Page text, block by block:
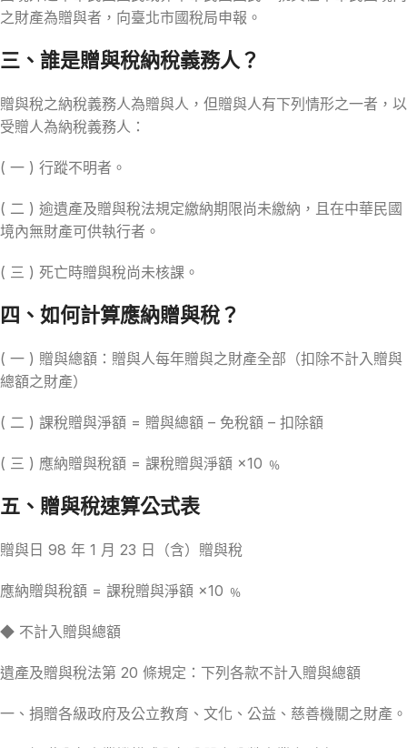
之財產為贈與者，向臺北市國稅局申報。
三、誰是贈與稅納稅義務人？
贈與稅之納稅義務人為贈與人，但贈與人有下列情形之一者，以
受贈人為納稅義務人：
( 一 ) 行蹤不明者。
( 二 ) 逾遺產及贈與稅法規定繳納期限尚未繳納，且在中華民國
境內無財產可供執行者。
( 三 ) 死亡時贈與稅尚未核課。
四、如何計算應納贈與稅？
( 一 ) 贈與總額：贈與人每年贈與之財產全部（扣除不計入贈與
總額之財產）
( 二 ) 課稅贈與淨額 = 贈與總額 – 免稅額 – 扣除額
( 三 ) 應納贈與稅額 = 課稅贈與淨額 ×10 ﹪
五、贈與稅速算公式表
贈與日 98 年 1 月 23 日（含）贈與稅
應納贈與稅額 = 課稅贈與淨額 ×10 ﹪
◆ 不計入贈與總額
遺產及贈與稅法第 20 條規定：下列各款不計入贈與總額
一、捐贈各級政府及公立教育、文化、公益、慈善機關之財產。